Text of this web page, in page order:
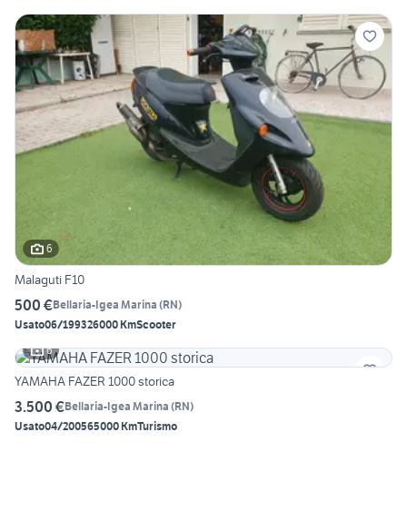
6
Malaguti F10
500 €Bellaria-Igea Marina (RN)
Usato06/199326000 KmScooter
6
YAMAHA FAZER 1000 storica
3.500 €Bellaria-Igea Marina (RN)
Usato04/200565000 KmTurismo